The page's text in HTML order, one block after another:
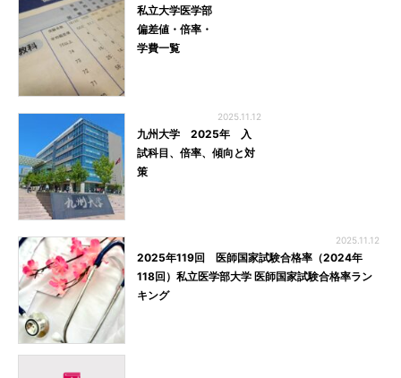
私立大学医学部
偏差値・倍率・
学費一覧
2025.11.12
九州大学 2025年 入
試科目、倍率、傾向と対
策
2025.11.12
2025年119回 医師国家試験合格率（2024年
118回）私立医学部大学 医師国家試験合格率ラン
キング